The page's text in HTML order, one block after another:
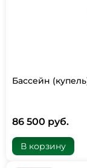
Бассейн
86 500 руб.
В корзину